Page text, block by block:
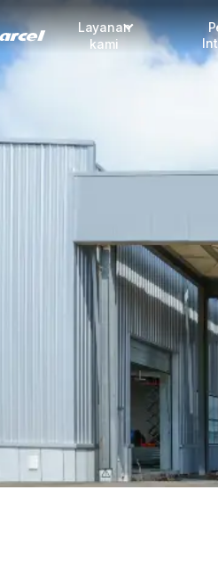
Layanan
kami
Fulfillment
Daftar jadi Mitra
Lacak pendaftaran